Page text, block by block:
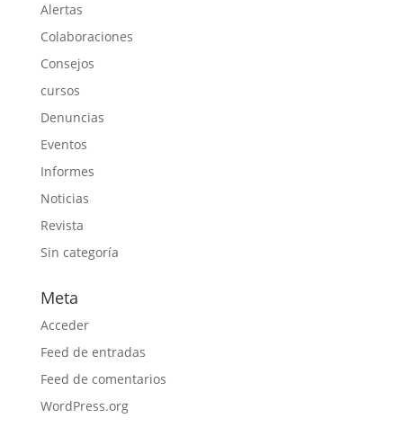
Alertas
Colaboraciones
Consejos
cursos
Denuncias
Eventos
Informes
Noticias
Revista
Sin categoría
Meta
Acceder
Feed de entradas
Feed de comentarios
WordPress.org